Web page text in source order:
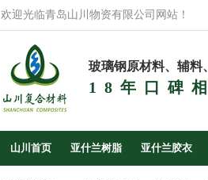
欢迎光临青岛山川物资有限公司网站！
玻璃钢原材料、辅料
18年口碑
山川首页 亚什兰树脂 亚什兰胶衣